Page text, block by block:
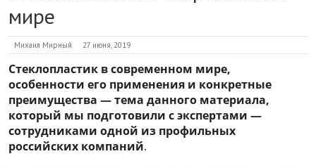
мире
Михаил Мирный 27 июня, 2019
Стеклопластик в современном мире,
особенности его применения и конкретные
преимущества — тема данного материала,
который мы подготовили с экспертами —
сотрудниками одной из профильных
российских компаний.